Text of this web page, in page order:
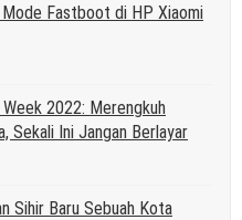
Fastboot di HP Xiaomi
2022: Merengkuh
Sekali Ini Jangan Berlayar
Sihir Baru Sebuah Kota